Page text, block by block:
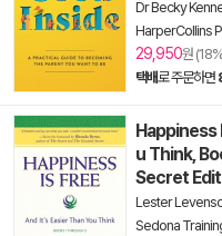
Dr Becky
HarperCollins
29,950원
택배로 주문하면
Happiness
u Think,
Secret
Lester
Sedona